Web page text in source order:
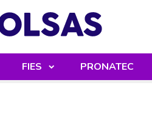
FIES PRONATEC